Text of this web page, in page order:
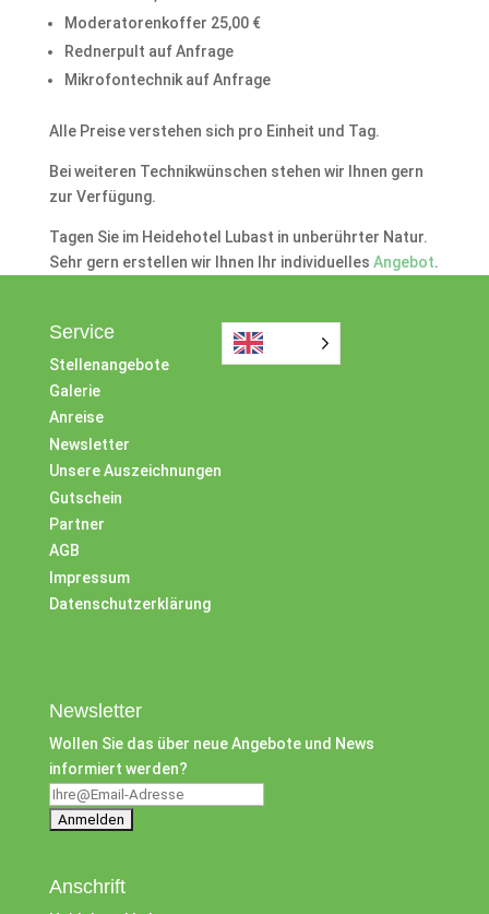
Moderatorenkoffer 25,00 €
Rednerpult auf Anfrage
Mikrofontechnik auf Anfrage
Alle Preise verstehen sich pro Einheit und Tag.
Bei weiteren Technikwünschen stehen wir Ihnen gern
zur Verfügung.
Tagen Sie im Heidehotel Lubast in unberührter Natur.
Sehr gern erstellen wir Ihnen Ihr individuelles Angebot.
Service
Stellenangebote
Galerie
Anreise
Newsletter
Unsere Auszeichnungen
Gutschein
Partner
AGB
Impressum
Datenschutzerklärung
Newsletter
Wollen Sie das über neue Angebote und News
informiert werden?
Anschrift